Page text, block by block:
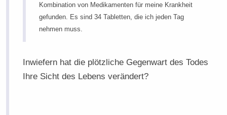
Kombination von Medikamenten für meine Krankheit
gefunden. Es sind 34 Tabletten, die ich jeden Tag
nehmen muss.
Inwiefern hat die plötzliche Gegenwart des Todes
Ihre Sicht des Lebens verändert?